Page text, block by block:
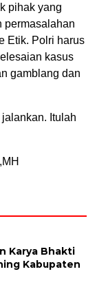
pihak yang
permasalahan
Etik. Polri harus
kasus
gamblang dan
Itulah
Karya Bhakti
Kabupaten